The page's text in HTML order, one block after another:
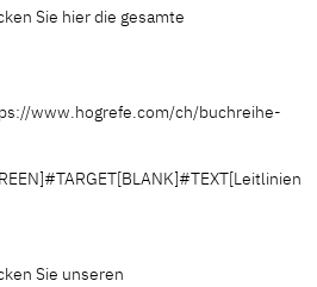
Sie hier die gesamte
www.hogrefe.com/ch/buchreihe-
Sie unseren